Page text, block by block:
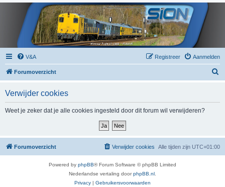
V&A Aanmelden
Registreer
Forumoverzicht
Verwijder cookies
Weet je zeker dat je alle cookies ingesteld door dit forum wil verwijderen?
Forumoverzicht Alle tijden zijn UTC+01:00
Verwijder cookies
Powered by phpBB® Forum Software © phpBB Limited
Nederlandse vertaling doorphpBB.nl
Privacy | Gebruikersvoorwaarden